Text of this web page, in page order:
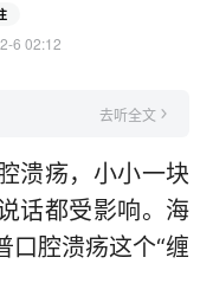
6 02:12
去听全文
溃疡，小小一块
话都受影响。海
口腔溃疡这个“缠